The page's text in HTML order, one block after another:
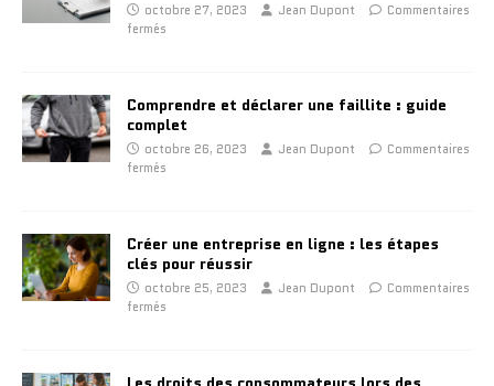
octobre 27, 2023 Jean Dupont
Commentaires
fermés
Comprendre et déclarer une faillite : guide
complet
octobre 26, 2023 Jean Dupont
Commentaires
fermés
Créer une entreprise en ligne : les étapes
clés pour réussir
octobre 25, 2023 Jean Dupont
Commentaires
fermés